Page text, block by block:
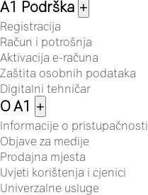
A1 Podrška +
Registracija
Račun i potrošnja
Aktivacija e-računa
Zaštita osobnih podataka
Digitalni tehničar
O A1 +
Informacije o pristupačnosti
Objave za medije
Prodajna mjesta
Uvjeti korištenja i cjenici
Univerzalne usluge